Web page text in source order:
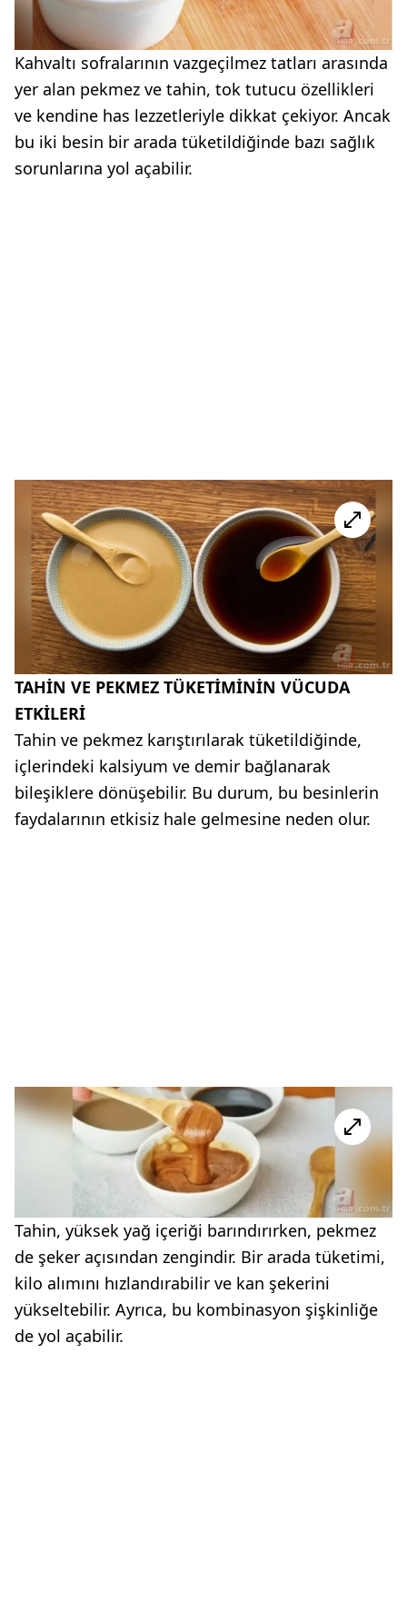
Kahvaltı sofralarının vazgeçilmez tatları arasında
yer alan pekmez ve tahin, tok tutucu özellikleri
ve kendine has lezzetleriyle dikkat çekiyor. Ancak
bu iki besin bir arada tüketildiğinde bazı sağlık
sorunlarına yol açabilir.
TAHİN VE PEKMEZ TÜKETİMİNİN VÜCUDA
ETKİLERİ
Tahin ve pekmez karıştırılarak tüketildiğinde,
içlerindeki kalsiyum ve demir bağlanarak
bileşiklere dönüşebilir. Bu durum, bu besinlerin
faydalarının etkisiz hale gelmesine neden olur.
Tahin, yüksek yağ içeriği barındırırken, pekmez
de şeker açısından zengindir. Bir arada tüketimi,
kilo alımını hızlandırabilir ve kan şekerini
yükseltebilir. Ayrıca, bu kombinasyon şişkinliğe
de yol açabilir.